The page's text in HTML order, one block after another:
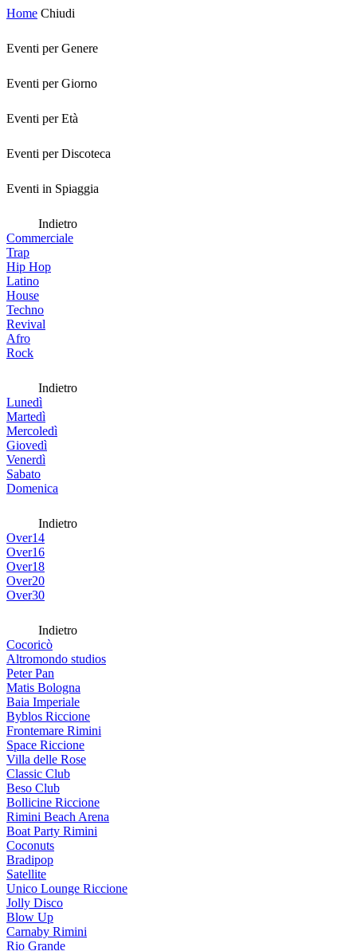
Home Chiudi
Eventi per Genere
Eventi per Giorno
Eventi per Età
Eventi per Discoteca
Eventi in Spiaggia
Indietro
Commerciale
Trap
Hip Hop
Latino
House
Techno
Revival
Afro
Rock
Indietro
Lunedì
Martedì
Mercoledì
Giovedì
Venerdì
Sabato
Domenica
Indietro
Over14
Over16
Over18
Over20
Over30
Indietro
Cocoricò
Altromondo studios
Peter Pan
Matis Bologna
Baia Imperiale
Byblos Riccione
Frontemare Rimini
Space Riccione
Villa delle Rose
Classic Club
Beso Club
Bollicine Riccione
Rimini Beach Arena
Boat Party Rimini
Coconuts
Bradipop
Satellite
Unico Lounge Riccione
Jolly Disco
Blow Up
Carnaby Rimini
Rio Grande